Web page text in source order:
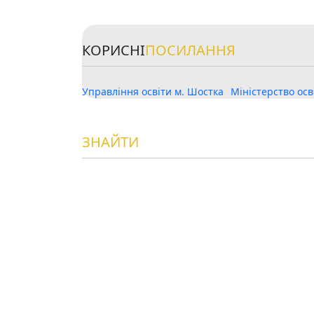
КОРИСНІПОСИЛАННЯ
Управління освіти м. Шостка Міністерство
ЗНАЙТИ